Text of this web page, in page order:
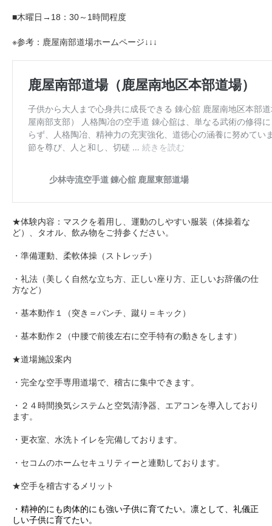
■木曜日→18：30～1時間程度
※参考：鹿屋南部道場ホームページ↓↓↓
★体験内容：マスクを着用し、運動のしやすい服装（体操着な
ど）、タオル、飲み物をご持参ください。
・準備運動、柔軟体操（ストレッチ）
・礼法（美しく自然な立ち方、正しい座り方、正しいお辞儀の仕
方など）
・基本動作１（突き＝パンチ、蹴り＝キック）
・基本動作２（中腰で前後左右に空手特有の動きをします）
★道場施設案内
・完全な空手専用道場で、稽古に集中できます。
・２４時間換気システムと空気清浄器、エアコンを導入しており
ます。
・更衣室、水洗トイレを完備しております。
・セコムのホームセキュリティーと連動しております。
★空手を稽古するメリット
・精神的にも肉体的にも強い子供に育てたい。凛として、礼儀正
しい子供に育てたい。